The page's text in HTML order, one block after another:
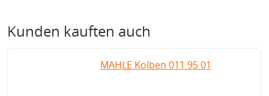
Kunden kauften auch
MAHLE Kolben 011 95 01